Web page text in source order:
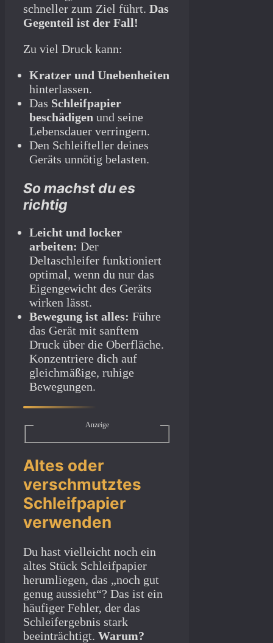
schneller zum Ziel führt. Das
Gegenteil ist der Fall!
Zu viel Druck kann:
Kratzer und Unebenheiten
hinterlassen.
Das Schleifpapier
beschädigen und seine
Lebensdauer verringern.
Den Schleifteller deines
Geräts unnötig belasten.
So machst du es
richtig
Leicht und locker
arbeiten: Der
Deltaschleifer funktioniert
optimal, wenn du nur das
Eigengewicht des Geräts
wirken lässt.
Bewegung ist alles: Führe
das Gerät mit sanftem
Druck über die Oberfläche.
Konzentriere dich auf
gleichmäßige, ruhige
Bewegungen.
Anzeige
Altes oder
verschmutztes
Schleifpapier
verwenden
Du hast vielleicht noch ein
altes Stück Schleifpapier
herumliegen, das „noch gut
genug aussieht“? Das ist ein
häufiger Fehler, der das
Schleifergebnis stark
beeinträchtigt. Warum?